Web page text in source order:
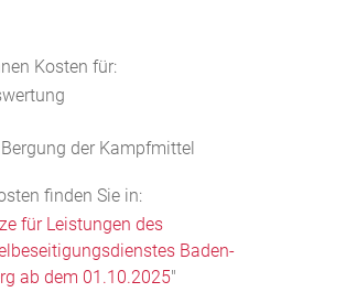
Kosten für:
der Kampfmittel
finden Sie in:
für Leistungen des
Baden-
ab dem 01.10.2025"